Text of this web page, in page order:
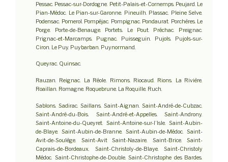
Pessac. Pessac-sur-Dordogne. Petit-Palais-et-Cornemps. Peujard. Le
Pian-Médoc. Le Pian-sur-Garonne. Pineuilh. Plassac. Pleine Selve.
Podensac. Pomerol. Pompéjac. Pompignac. Pondaurat. Porchères. Le
Porge. Porte-de-Benauge. Portets. Le Pout. Préchac. Preignac.
Prignac-et-Marcamps. Pugnac. Puisseguin. Pujols. Pujols-sur-
Ciron. Le Puy. Puybarban. Puynormand.
Queyrac. Quinsac.
Rauzan. Reignac. La Réole. Rimons. Riocaud. Rions. La Rivière.
Roaillan. Romagne. Roquebrune. La Roquille. Ruch.
Sablons. Sadirac. Saillans. Saint-Aignan. Saint-André-de-Cubzac.
Saint-André-du-Bois. Saint-André-et-Appelles. Saint-Androny.
Saint-Antoine-du-Queyret. Saint-Antoine-sur-l’Isle. Saint-Aubin-
de-Blaye. Saint-Aubin-de-Branne. Saint-Aubin-de-Médoc. Saint-
Avit-de-Soulège. Saint-Avit Saint-Nazaire. Saint-Brice. Saint-
Caprais-de-Bordeaux. Saint-Christoly-de-Blaye. Saint-Christoly
Médoc. Saint-Christophe-de-Double. Saint-Christophe des Bardes.